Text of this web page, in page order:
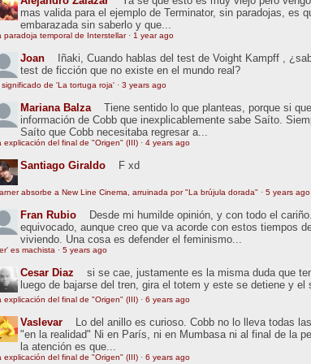
mas valida para el ejemplo de Terminator, sin paradojas, es
embarazada sin saberlo y que...
paradoja temporal de Interstellar· 1 year ago
Joan
Iñaki, Cuando hablas del test de Voight Kampff ,
test de ficción que no existe en el mundo real?
significado de 'La tortuga roja' · 3 years ago
Mariana Balza
Tiene sentido lo que planteas, porque si
información de Cobb que inexplicablemente sabe Saíto.
Saíto que Cobb necesitaba regresar a...
explicación del final de "Origen" (III) · 4 years ago
Santiago Giraldo F xd
absorbe a New Line Cinema, arruinada por "La brújula dorada" · 5 years ago
Fran Rubio
Desde mi humilde opinión, y con todo el
equivocado, aunque creo que va acorde con estos tiempos
viviendo. Una cosa es defender el feminismo...
es machista · 5 years ago
Cesar Diaz
si se cae, justamente es la misma duda que
luego de bajarse del tren, gira el totem y este se detiene y el
explicación del final de "Origen" (III) · 6 years ago
Vaslevar
Lo del anillo es curioso. Cobb no lo lleva todas
"en la realidad" Ni en París, ni en Mumbasa ni al final de la
la atención es que...
explicación del final de "Origen" (III) · 6 years ago